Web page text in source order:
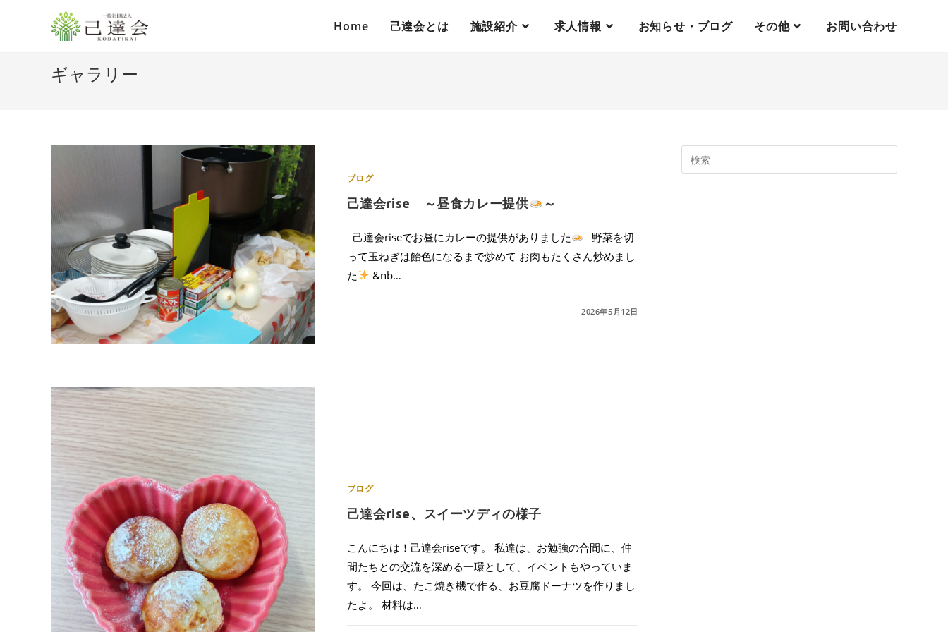
Home 己達会とは 施設紹介 求人情報 お知らせ・ブログ その他 お問い合わせ
ギャラリー
ブログ
己達会rise ～昼食カレー提供 ～
己達会riseでお昼にカレーの提供がありました
野菜を切
って玉ねぎは飴色になるまで炒めて お肉もたくさん炒めまし
た
&nb…
2026年5月12日
ブログ
己達会rise、スイーツディの様子
こんにちは！己達会riseです。 私達は、お勉強の合間に、仲
間たちとの交流を深める一環として、イベントもやっていま
す。 今回は、たこ焼き機で作る、お豆腐ドーナツを作りまし
たよ。 材料は…